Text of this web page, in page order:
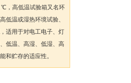
℃，高低温试验箱又名环
低温或湿热环境试验、
适用于对电工电子、灯
低温、高湿、低湿、高
和贮存的适应性。